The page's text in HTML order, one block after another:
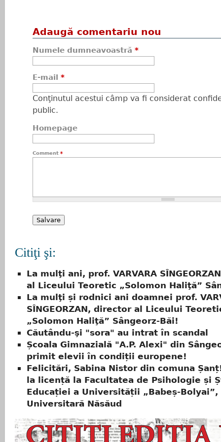
Adaugă comentariu nou
Numele dumneavoastră *
E-mail *
Conţinutul acestui câmp va fi considerat
public.
Homepage
Comment *
Citiţi şi:
La mulţi ani, prof. VARVARA
al Liceului Teoretic „Solomon Haliţă”
La mulţi și rodnici ani doamnei prof.
SÎNGEORZAN, director al Liceului
„Solomon Haliţă” Sângeorz-Băi!
Căutându-şi "sora" au intrat în scandal
Școala Gimnazială "A.P. Alexi" din
primit elevii în condiții europene!
Felicitări, Sabina Nistor din comuna
la licență la Facultatea de Psihologie și
Educației a Universității „Babeș-Bolyai”,
Universitară Năsăud